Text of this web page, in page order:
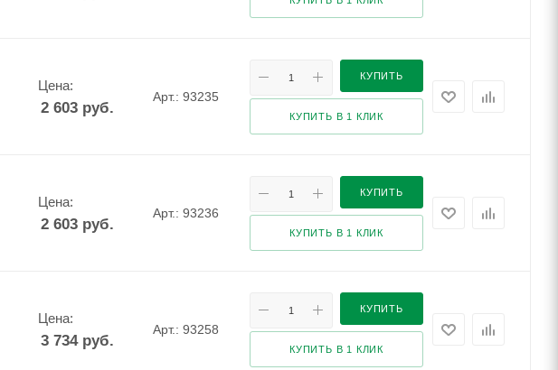
Цена:
2 603руб.
Арт.: 93235
КУПИТЬ
КУПИТЬ В 1 КЛИК
Цена:
2 603руб.
Арт.: 93236
КУПИТЬ
КУПИТЬ В 1 КЛИК
Цена:
3 734руб.
Арт.: 93258
КУПИТЬ
КУПИТЬ В 1 КЛИК